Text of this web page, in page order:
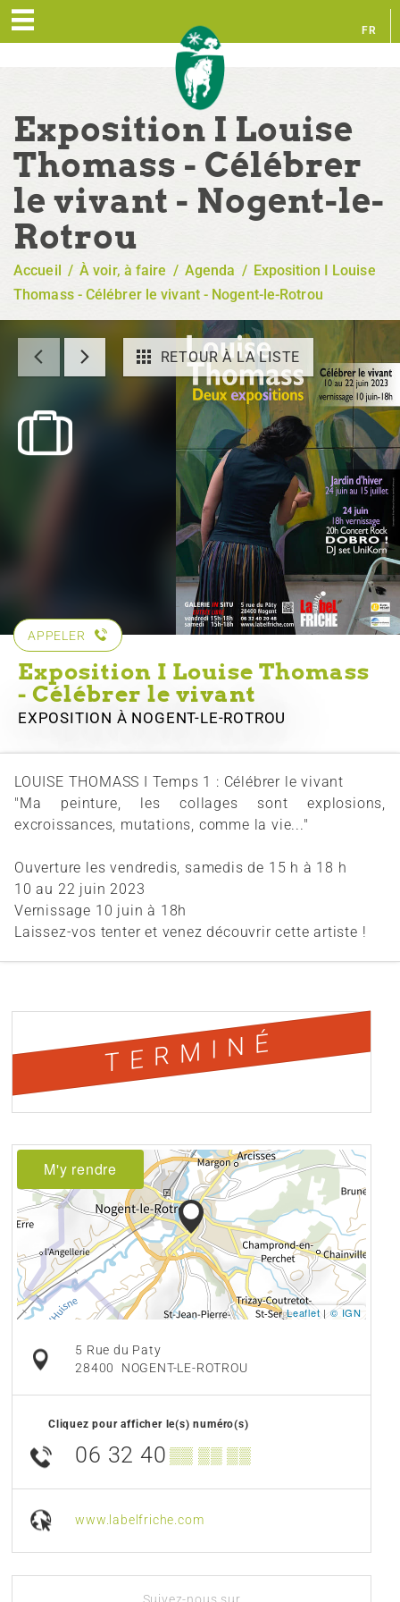
FR
Exposition I Louise
Thomass - Célébrer
le vivant - Nogent-le-
Rotrou
Accueil / À voir, à faire / Agenda / Exposition I Louise
Thomass - Célébrer le vivant - Nogent-le-Rotrou
RETOUR À LA LISTE
APPELER
Exposition I Louise Thomass
- Célébrer le vivant
EXPOSITION À NOGENT-LE-ROTROU
LOUISE THOMASS I Temps 1 : Célébrer le vivant
"Ma peinture, les collages sont explosions,
excroissances, mutations, comme la vie..."
Ouverture les vendredis, samedis de 15 h à 18 h
10 au 22 juin 2023
Vernissage 10 juin à 18h
Laissez-vos tenter et venez découvrir cette artiste !
TERMINÉ
M'y rendre
Leaflet | © IGN
5 Rue du Paty
28400
NOGENT-LE-ROTROU
Cliquez pour afficher le(s) numéro(s)
06 32 40 ▒▒ ▒▒ ▒▒
www.labelfriche.com